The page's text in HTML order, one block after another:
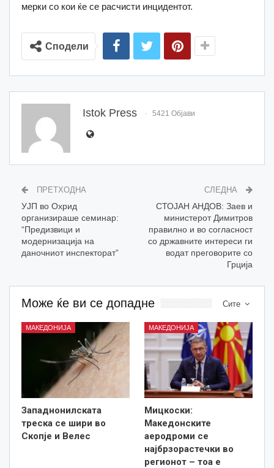
мерки со кои ќе се расчисти инцидентот.
Сподели
Istok Press 5421 Објави
ПРЕТХОДНА
УЈП во Охрид
организираше семинар:
“Предизвици и
модернизација на
даночниот инспекторат”
СЛЕДНА
СТОЈАН АНДОВ: Заев и
министерот Димитров
правилно и во согласност
со државните интереси ги
водат преговорите со
Грција
Сите
Може ќе ви се допадне
МАКЕДОНИЈА
Западнонилската
треска се шири во
Скопје и Велес
МАКЕДОНИЈА
Мицкоски:
Македонските
аеродроми се
најбрзорастечки во
регионот – тоа е